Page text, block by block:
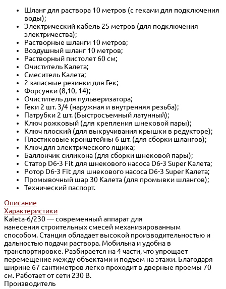
Шланг для раствора 10 метров (с геками для подключения
воды);
Электрический кабель 25 метров (для подключения
электричества);
Растворные шланги 10 метров;
Воздушный шланг 10 метров;
Растворный пистолет 60 см;
Очиститель Калета;
Смеситель Калета;
2 запасные резинки для Гек;
Форсунки (8,10, 14);
Очиститель для пульверизатора;
Геки 2 шт. 3/4 (наружная и внутренняя резьба);
Патрубки 2 шт. (Быстросъемный латунный);
Ключ рожковый (для крепления шнековой пары);
Ключ плоский (для выкручивания крышки в редукторе);
Пластиковые кронштейны 6 шт. (для сборки шлангов);
Ключ для электрического ящика;
Баллончик силикона (для сборки шнековой пары);
Статор D6-3 Fit для шнекового насоса D6-3 Super Калета;
Ротор D6-3 Fit для шнекового насоса D6-3 Super Калета;
Промывочный шар 30 Калета (для промывки шлангов);
Технический паспорт.
Описание
Характеристики
Kaleta-6/230 — современный аппарат для
нанесения строительных смесей механизированным
способом. Станция обладает высокой производительностью и
дальностью подачи раствора. Мобильна и удобна в
транспортировке. Разбирается на 4 части, что упрощает
перемещение между объектами и подъем на этажи. Благодаря
ширине 67 сантиметров легко проходит в дверные проемы 70
см. Работает от сети 230 В.
Производитель